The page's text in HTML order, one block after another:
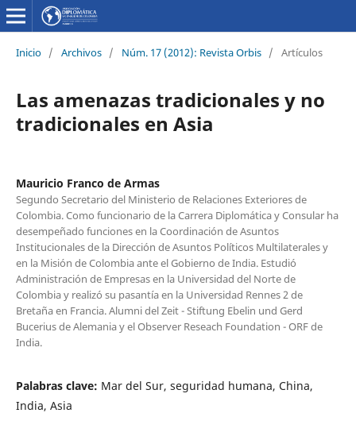
Inicio / Archivos / Núm. 17 (2012): Revista Orbis / Artículos
Las amenazas tradicionales y no
tradicionales en Asia
Mauricio Franco de Armas
Segundo Secretario del Ministerio de Relaciones Exteriores de
Colombia. Como funcionario de la Carrera Diplomática y Consular ha
desempeñado funciones en la Coordinación de Asuntos
Institucionales de la Dirección de Asuntos Políticos Multilaterales y
en la Misión de Colombia ante el Gobierno de India. Estudió
Administración de Empresas en la Universidad del Norte de
Colombia y realizó su pasantía en la Universidad Rennes 2 de
Bretaña en Francia. Alumni del Zeit - Stiftung Ebelin und Gerd
Bucerius de Alemania y el Observer Reseach Foundation - ORF de
India.
Palabras clave: Mar del Sur, seguridad humana, China,
India, Asia